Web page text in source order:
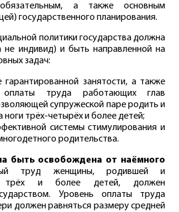
а также основным
государственного планирования.
политики государства должна
не индивид) и быть направленной на
задач:
гарантированной занятости, а также
оплаты труда работающих глав
супружеской паре родить и
ноги трёх-четырёх и более детей;
системы стимулирования и
родительства.
быть освобождена от наёмного
труд женщины, родившей и
трёх и более детей, должен
Уровень оплаты труда
должен равняться размеру средней